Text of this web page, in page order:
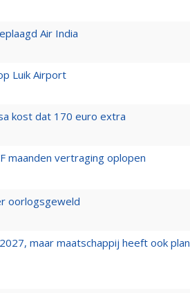
Air India
Luik Airport
kost dat 170 euro extra
maanden vertraging oplopen
oorlogsgeweld
maar maatschappij heeft ook plan